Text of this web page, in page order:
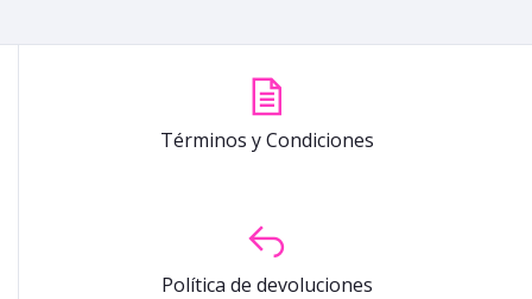
Términos y Condiciones
Política de devoluciones